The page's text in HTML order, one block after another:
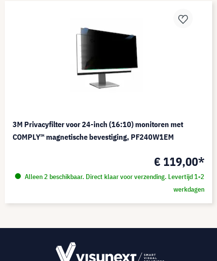
3M Privacyfilter voor 24-inch (16:10) monitoren met
COMPLY™ magnetische bevestiging, PF240W1EM
€ 119,00*
Alleen 2 beschikbaar. Direct klaar voor verzending. Levertijd 1-2
werkdagen